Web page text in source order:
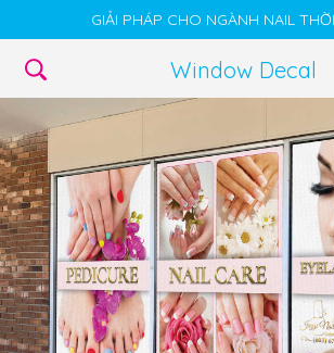
GIẢI PHÁP CHO NGÀNH NAIL
Window Decal